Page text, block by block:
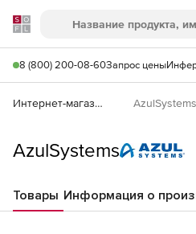
Softline
Поиск
8 (800) 200-08-60Запрос цены
Интернет-магазин AzulSystems
AzulSystems
Товары Информация о